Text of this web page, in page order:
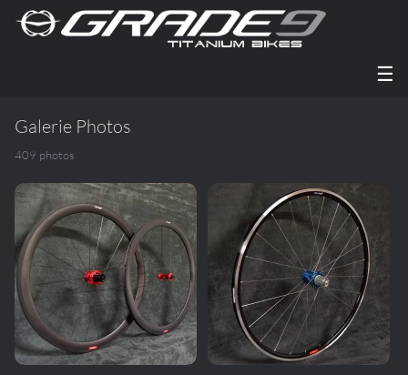
☰
Galerie Photos
409 photos